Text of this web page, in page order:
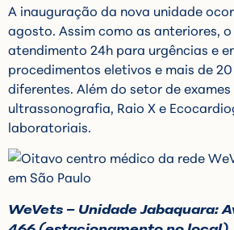
A inauguração da nova unidade
agosto. Assim como as anteriores,
atendimento 24h para urgências e
procedimentos eletivos e mais de
diferentes. Além do setor de
ultrassonografia, Raio X e
laboratoriais.
WeVets – Unidade Jabaquara: